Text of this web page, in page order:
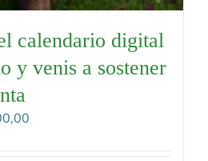
calendario digital
y venis a sostener